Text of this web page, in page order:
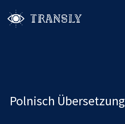
Polnisch Übersetzung